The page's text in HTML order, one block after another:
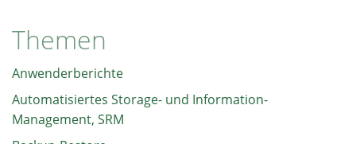
Themen
Anwenderberichte
Automatisiertes Storage- und Information-
Management, SRM